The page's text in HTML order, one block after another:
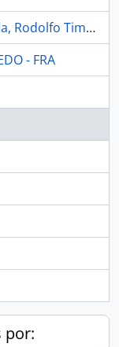
MEGA, Ana Gómez, Manuel Dávila, Rodolfo Timoshenko, Alba Rodríguez
- FRA
por: